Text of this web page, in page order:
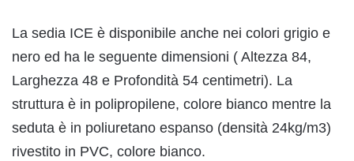
La sedia ICE è disponibile anche nei colori grigio e
nero ed ha le seguente dimensioni ( Altezza 84,
Larghezza 48 e Profondità 54 centimetri). La
struttura è in polipropilene, colore bianco mentre la
seduta è in poliuretano espanso (densità 24kg/m3)
rivestito in PVC, colore bianco.